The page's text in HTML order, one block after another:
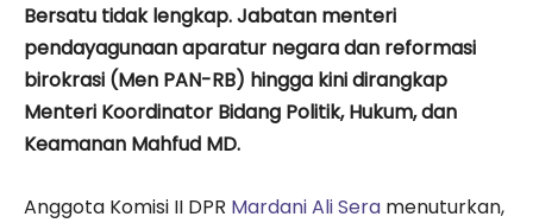
Bersatu tidak lengkap. Jabatan menteri
pendayagunaan aparatur negara dan reformasi
birokrasi (Men PAN-RB) hingga kini dirangkap
Menteri Koordinator Bidang Politik, Hukum, dan
Keamanan Mahfud MD.
Anggota Komisi II DPR Mardani Ali Sera menuturkan,